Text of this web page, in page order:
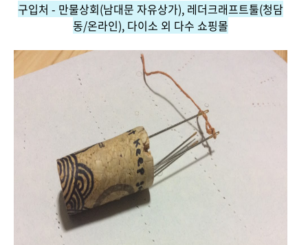
구입처 - 만물상회(남대문 자유상가), 레더크래프트툴(청담
동/온라인), 다이소 외 다수 쇼핑몰